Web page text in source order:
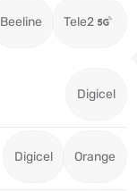
Beeline Tele2
Digicel
Digicel Orange